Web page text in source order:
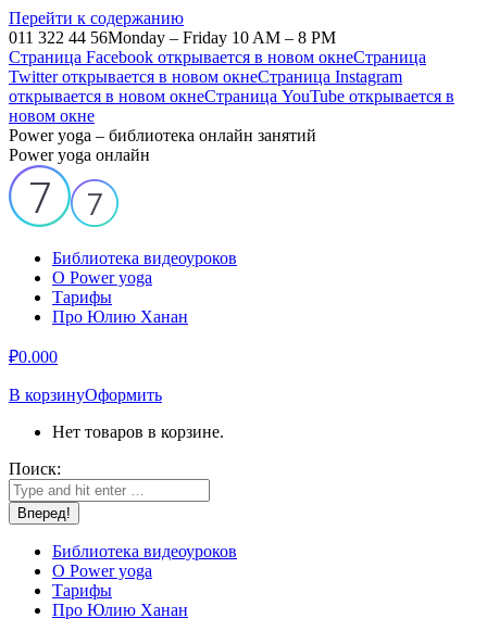
Перейти к содержанию
011 322 44 56Monday – Friday 10 AM – 8 PM
Страница Facebook открывается в новом окнеСтраница
Twitter открывается в новом окнеСтраница Instagram
открывается в новом окнеСтраница YouTube открывается в
новом окне
Power yoga – библиотека онлайн занятий
Power yoga онлайн
Библиотека видеоуроков
О Power yoga
Тарифы
Про Юлию Ханан
₽0.000
В корзинуОформить
Нет товаров в корзине.
Поиск:
Библиотека видеоуроков
О Power yoga
Тарифы
Про Юлию Ханан